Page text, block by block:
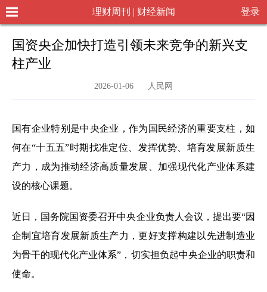
理财周刊 | 财经新闻 登录
国资央企加快打造引领未来竞争的新兴支
柱产业
2026-01-06 人民网
国有企业特别是中央企业，作为国民经济的重要支柱，如
何在“十五五”时期找准定位、发挥优势、培育发展新质生
产力，成为推动经济高质量发展、加强现代化产业体系建
设的核心课题。
近日，国务院国资委召开中央企业负责人会议，提出要“因
企制宜培育发展新质生产力，更好支撑构建以先进制造业
为骨干的现代化产业体系”，切实担负起中央企业的职责和
使命。